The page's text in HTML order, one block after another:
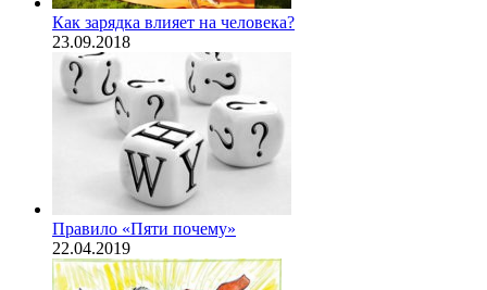
Как зарядка влияет на человека?
23.09.2018
Правило «Пяти почему»
22.04.2019